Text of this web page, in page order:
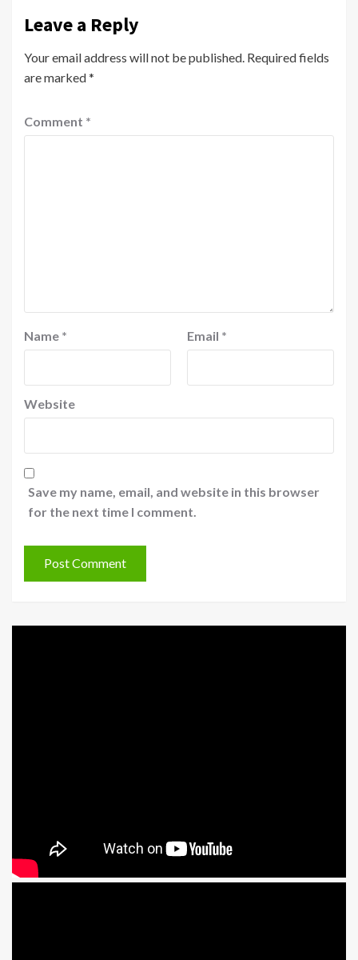
Leave a Reply
Your email address will not be published. Required fields
are marked*
Comment *
Name * Email *
Website
Save my name, email, and website in this browser
for the next time I comment.